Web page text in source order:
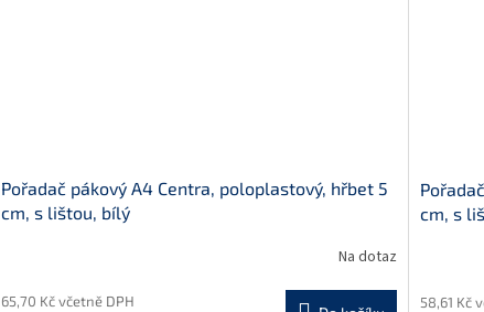
Pořadač pákový A4 Centra, poloplastový, hřbet 5
cm, s lištou, bílý
Na dotaz
65,70 Kč včetně DPH
cm, s
58,61 Kč